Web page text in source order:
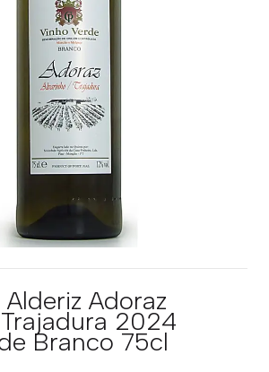
Adoraz
2024
Branco 75cl